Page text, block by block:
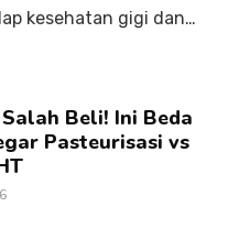
kesehatan gigi dan…
Beli! Ini Beda
Pasteurisasi vs